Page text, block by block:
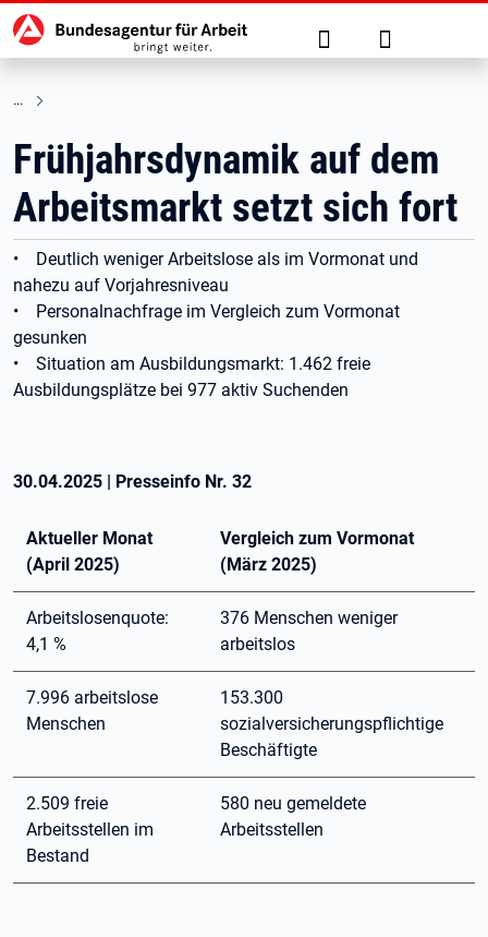
zu den Hauptinhalten springen
Hauptnavigation Suche Anmelden
Frühjahrsdynamik auf dem
Arbeitsmarkt setzt sich fort
• Deutlich weniger Arbeitslose als im Vormonat und
nahezu auf Vorjahresniveau
• Personalnachfrage im Vergleich zum Vormonat
gesunken
• Situation am Ausbildungsmarkt: 1.462 freie
Ausbildungsplätze bei 977 aktiv Suchenden
30.04.2025 | Presseinfo Nr. 32
Aktueller Monat
(April 2025)
Vergleich zum Vormonat
(März 2025)
Arbeitslosenquote:
4,1 %
376 Menschen weniger
arbeitslos
7.996 arbeitslose
Menschen
153.300
sozialversicherungspflichtige
Beschäftigte
2.509 freie
Arbeitsstellen im
Bestand
580 neu gemeldete
Arbeitsstellen